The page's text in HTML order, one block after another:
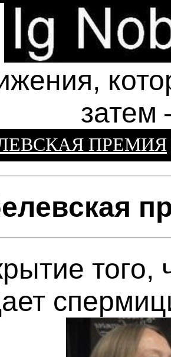
затем
ПРЕМИЯ
того,